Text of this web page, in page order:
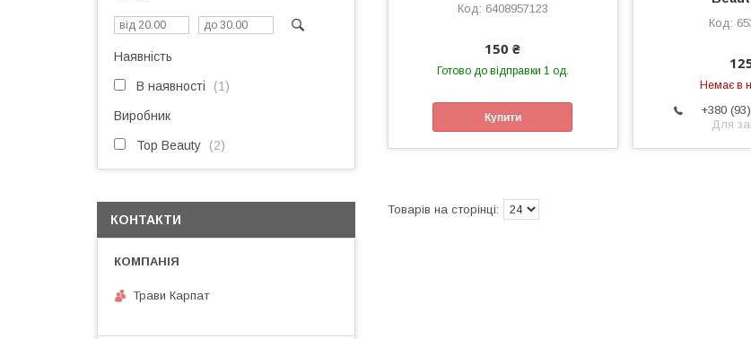
6408957123
150 ₴
Готово до відправки 1 од.
Купити
Немає в
+380
Для
Наявність
В наявності 1
Виробник
Top Beauty 2
КОНТАКТИ
Трави Карпат